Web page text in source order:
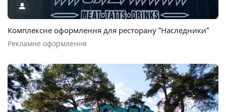
Комплексне оформлення для ресторану "Наследники"
Рекламне оформлення